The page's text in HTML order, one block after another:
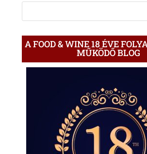
A FOOD & WINE 18 ÉVE
MŰKÖDŐ BLOG